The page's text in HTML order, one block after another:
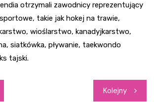
otrzymali zawodnicy reprezentujący
takie jak hokej na trawie,
wioślarstwo, kanadyjkarstwo,
siatkówka, pływanie, taekwondo
tajski.
Kolejny